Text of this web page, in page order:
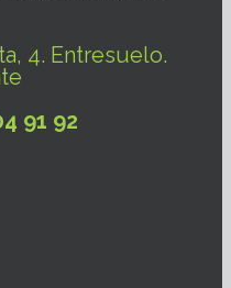
4. Entresuelo.
91 92